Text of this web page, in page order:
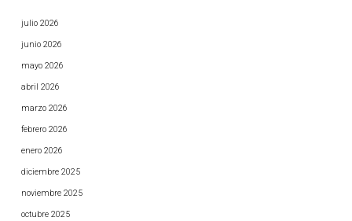
julio 2026
junio 2026
mayo 2026
abril 2026
marzo 2026
febrero 2026
enero 2026
diciembre 2025
noviembre 2025
octubre 2025